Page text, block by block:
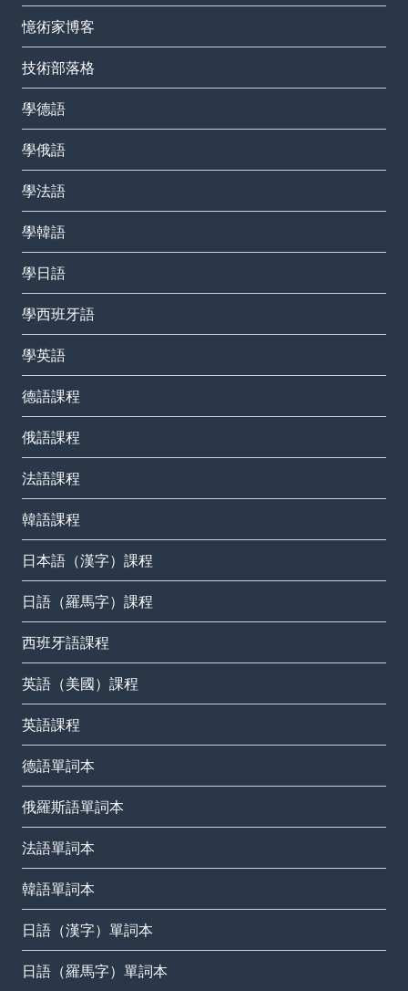
憶術家博客
技術部落格
學德語
學俄語
學法語
學韓語
學日語
學西班牙語
學英語
德語課程
俄語課程
法語課程
韓語課程
日本語（漢字）課程
日語（羅馬字）課程
西班牙語課程
英語（美國）課程
英語課程
德語單詞本
俄羅斯語單詞本
法語單詞本
韓語單詞本
日語（漢字）單詞本
日語（羅馬字）單詞本